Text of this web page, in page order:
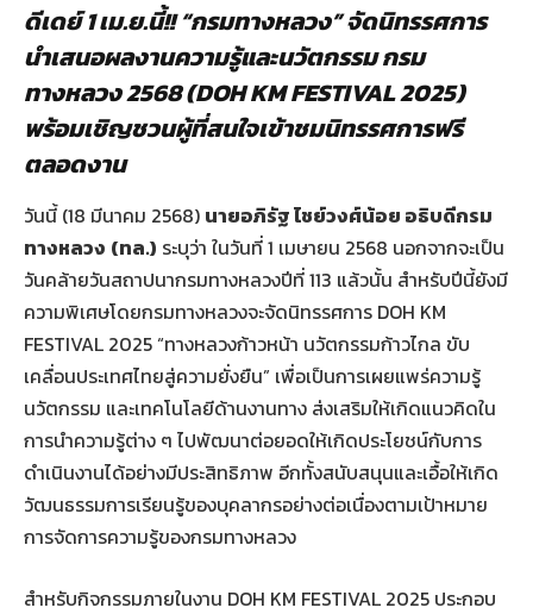
ดีเดย์ 1 เม.ย.นี้!! “กรมทางหลวง” จัดนิทรรศการ
นำเสนอผลงานความรู้และนวัตกรรม กรม
ทางหลวง 2568 (DOH KM FESTIVAL2025)
พร้อมเชิญชวนผู้ที่สนใจเข้าชมนิทรรศการฟรี
ตลอดงาน
วันนี้ (18 มีนาคม 2568) นายอภิรัฐ ไชย์วงศ์น้อย อธิบดีกรม
ทางหลวง (ทล.) ระบุว่า ในวันที่ 1 เมษายน 2568 นอกจากจะเป็น
วันคล้ายวันสถาปนากรมทางหลวงปีที่ 113 แล้วนั้น สำหรับปีนี้ยังมี
ความพิเศษโดยกรมทางหลวงจะจัดนิทรรศการ DOH KM
FESTIVAL 2025 “ทางหลวงก้าวหน้า นวัตกรรมก้าวไกล ขับ
เคลื่อนประเทศไทยสู่ความยั่งยืน” เพื่อเป็นการเผยแพร่ความรู้
นวัตกรรม และเทคโนโลยีด้านงานทาง ส่งเสริมให้เกิดแนวคิดใน
การนำความรู้ต่าง ๆ ไปพัฒนาต่อยอดให้เกิดประโยชน์กับการ
ดำเนินงานได้อย่างมีประสิทธิภาพ อีกทั้งสนับสนุนและเอื้อให้เกิด
วัฒนธรรมการเรียนรู้ของบุคลากรอย่างต่อเนื่องตามเป้าหมาย
การจัดการความรู้ของกรมทางหลวง
สำหรับกิจกรรมภายในงาน DOH KM FESTIVAL 2025 ประกอบ